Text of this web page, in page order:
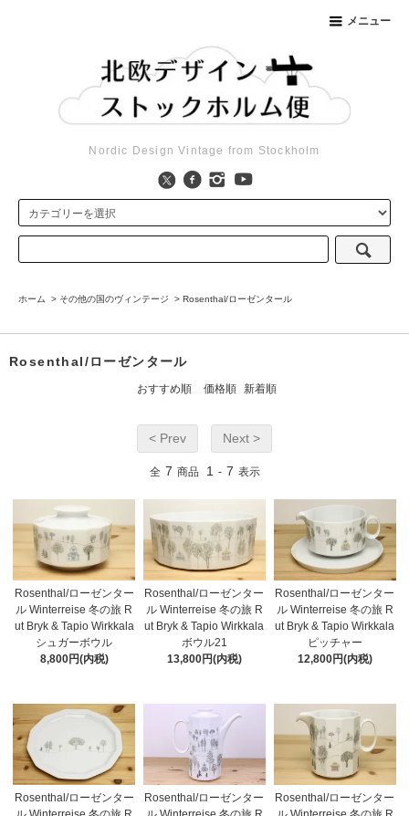
メニュー
Nordic Design Vintage from Stockholm
ホーム > その他の国のヴィンテージ > Rosenthal/ローゼンタール
Rosenthal/ローゼンタール
おすすめ順 価格順 新着順
< Prev Next >
全 7 商品 1 - 7 表示
Rosenthal/ローゼンター
ル Winterreise 冬の旅 R
ut Bryk & Tapio Wirkkala
シュガーボウル
8,800円(内税)
Rosenthal/ローゼンター
ル Winterreise 冬の旅 R
ut Bryk & Tapio Wirkkala
ボウル21
13,800円(内税)
Rosenthal/ローゼンター
ル Winterreise 冬の旅 R
ut Bryk & Tapio Wirkkala
ピッチャー
12,800円(内税)
Rosenthal/ローゼンター
Rosenthal/ローゼンター
Rosenthal/ローゼンター